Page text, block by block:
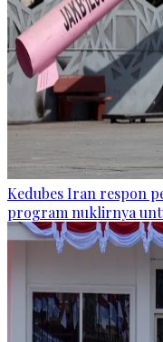
Kedubes Iran respon
program nuklirnya